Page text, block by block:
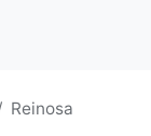
Reinosa